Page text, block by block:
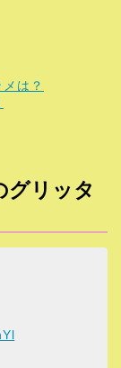
は？
グリッタ